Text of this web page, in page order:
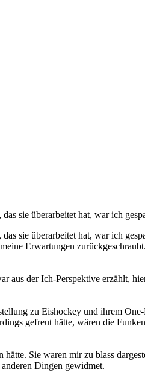
sie überarbeitet hat, war ich
sie überarbeitet hat, war ich
Erwartungen
der Ich-Perspektive erzählt,
zu Eishockey und ihrem
gefreut hätte, wären die
Sie waren mir zu blass
Dingen gewidmet.